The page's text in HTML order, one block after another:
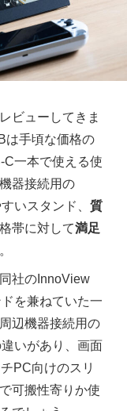
ビューしてきま
は手頃な価格の
C一本で使える使
器接続用の
いスタンド、 質
帯に対して満足
社のInnoView
を兼ねていた一
辺機器接続用の
いがあり、画面
PC向けのスリ
可搬性寄りか使